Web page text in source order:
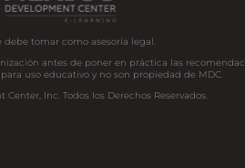
debe tomar como asesoría legal.
antes de poner en práctica las
uso educativo y no son propiedad de MDC.
Inc. Todos los Derechos Reservados.